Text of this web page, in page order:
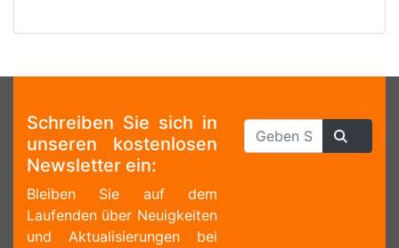
Schreiben Sie sich in
unseren kostenlosen
Newsletter ein:
Bleiben Sie auf dem
Laufenden über Neuigkeiten
und Aktualisierungen bei